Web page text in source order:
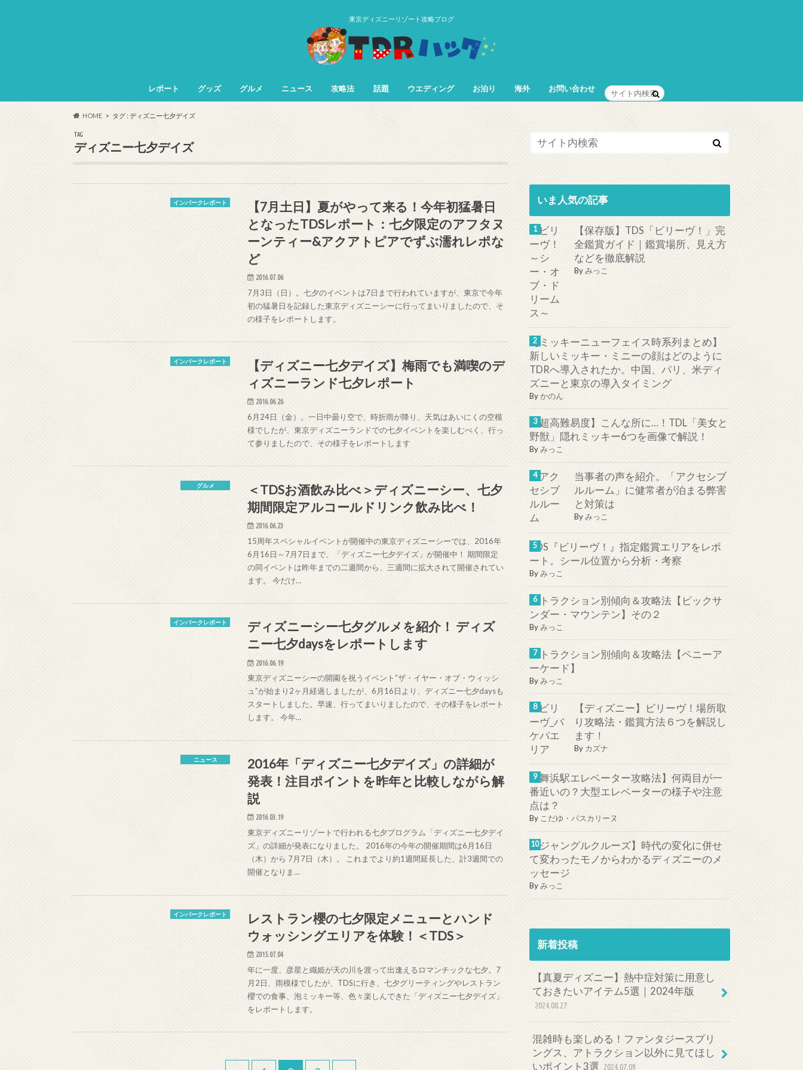
東京ディズニーリゾート攻略ブログ
レポート グッズ グルメ ニュース 攻略法 話題 ウエディング お泊り 海外 お問い合わせ
HOME タグ : ディズニー七夕デイズ
TAG
ディズニー七夕デイズ
インパークレポート
【7月土日】夏がやって来る！今年初猛暑日
となったTDSレポート：七夕限定のアフタヌ
ーンティー&アクアトピアでずぶ濡れレポな
ど
2016.07.06
7月3日（日）。七夕のイベントは7日まで行われていますが、東京で今年
初の猛暑日を記録した東京ディズニーシーに行ってまいりましたので、そ
の様子をレポートします。
インパークレポート
【ディズニー七夕デイズ】梅雨でも満喫のデ
ィズニーランド七夕レポート
2016.06.26
6月24日（金）。一日中曇り空で、時折雨が降り、天気はあいにくの空模
様でしたが、東京ディズニーランドでの七夕イベントを楽しむべく、行っ
て参りましたので、その様子をレポートします
グルメ
＜TDSお酒飲み比べ＞ディズニーシー、七夕
期間限定アルコールドリンク飲み比べ！
2016.06.23
15周年スペシャルイベントが開催中の東京ディズニーシーでは、2016年
6月16日～7月7日まで、「ディズニー七夕デイズ」が開催中！ 期間限定
の同イベントは昨年までの二週間から、三週間に拡大されて開催されてい
ます。 今だけ…
インパークレポート
ディズニーシー七夕グルメを紹介！ ディズ
ニー七夕daysをレポートします
2016.06.19
東京ディズニーシーの開園を祝うイベント”ザ・イヤー・オブ・ウィッシ
ュ”が始まり2ヶ月経過しましたが、6月16日より、ディズニー七夕daysも
スタートしました。早速、行ってまいりましたので、その様子をレポート
します。 今年…
ニュース
2016年「ディズニー七夕デイズ」の詳細が
発表！注目ポイントを昨年と比較しながら解
説
2016.03.19
東京ディズニーリゾートで行われる七夕プログラム「ディズニー七夕デイ
ズ」の詳細が発表になりました。 2016年の今年の開催期間は6月16日
（木）から 7月7日（木）。 これまでより約1週間延長した、計3週間での
開催となりま…
インパークレポート
レストラン櫻の七夕限定メニューとハンド
ウォッシングエリアを体験！＜TDS＞
2015.07.04
年に一度、彦星と織姫が天の川を渡って出逢えるロマンチックな七夕。7
月2日、雨模様でしたが、TDSに行き、七夕グリーティングやレストラン
櫻での食事、泡ミッキー等、色々楽しんできた「ディズニー七夕デイズ」
をレポートします。
いま人気の記事
【保存版】TDS「ビリーヴ！」完
全鑑賞ガイド｜鑑賞場所、見え方
などを徹底解説
Byみっこ
【ミッキーニューフェイス時系列まとめ】
新しいミッキー・ミニーの顔はどのように
TDRへ導入されたか。中国、パリ、米ディ
ズニーと東京の導入タイミング
Byかのん
【超高難易度】こんな所に…！TDL「美女と
野獣」隠れミッキー6つを画像で解説！
Byみっこ
当事者の声を紹介。「アクセシブ
ルルーム」に健常者が泊まる弊害
と対策は
Byみっこ
TDS『ビリーヴ！』指定鑑賞エリアをレポ
ート。シール位置から分析・考察
Byみっこ
アトラクション別傾向＆攻略法【ビックサ
ンダー・マウンテン】その２
Byみっこ
アトラクション別傾向＆攻略法【ペニーア
ーケード】
Byみっこ
【ディズニー】ビリーヴ！場所取
り攻略法・鑑賞方法６つを解説し
ます！
By カズナ
【舞浜駅エレベーター攻略法】何両目が一
番近いの？大型エレベーターの様子や注意
点は？
By こだゆ・パスカリーヌ
【ジャングルクルーズ】時代の変化に併せ
て変わったモノからわかるディズニーのメ
ッセージ
Byみっこ
新着投稿
【真夏ディズニー】熱中症対策に用意し
ておきたいアイテム5選｜2024年版
2024.08.27
混雑時も楽しめる！ファンタジースプリ
ングス、アトラクション以外に見てほし
いポイント3選 2024.07.09